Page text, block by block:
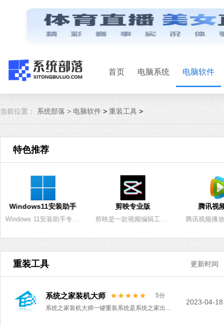
首页 电脑系统 电脑软件
当前位置： 系统部落 > 电脑软件 > 重装工具 >
特色推荐
Windows11安装助手
Windows 11安装助手专为Win11用户大众的Win11系统安装升级工具，Win11正式版已经发布了，相信很多用户都想安装升级最新版的Win11系统，这里小编为大家带来这款Win11安装升级工具，让你可以一键快速那种Win11系统，而且电脑的数据文件不会丢失！
剪映专业版
剪映是一款视频编辑工具，带有全面的剪辑功能，支持变速，有多样滤镜和美颜的效果，有丰富的曲库资源。不仅可以视频轨 音频轨编辑功能，还能识别语音生成字幕，满足用户不同的创作需求。系统部落为您提供剪映专业版下载，快来体验吧！
腾讯视
重装工具 更新时间
系统之家装机大师
5分
系统之家装机大师一键重装系统是系统之家出品的系统装机软件，可以 为用户提供专业的装机服务。系统之家为用户提供XP、Win7（32位 64位）、Win8（32位 64位）、Win10（32位 64位）、Win11等系统版本的安装。支持快速一键备份数据，一键重装，非常的便捷。
2023-04-18